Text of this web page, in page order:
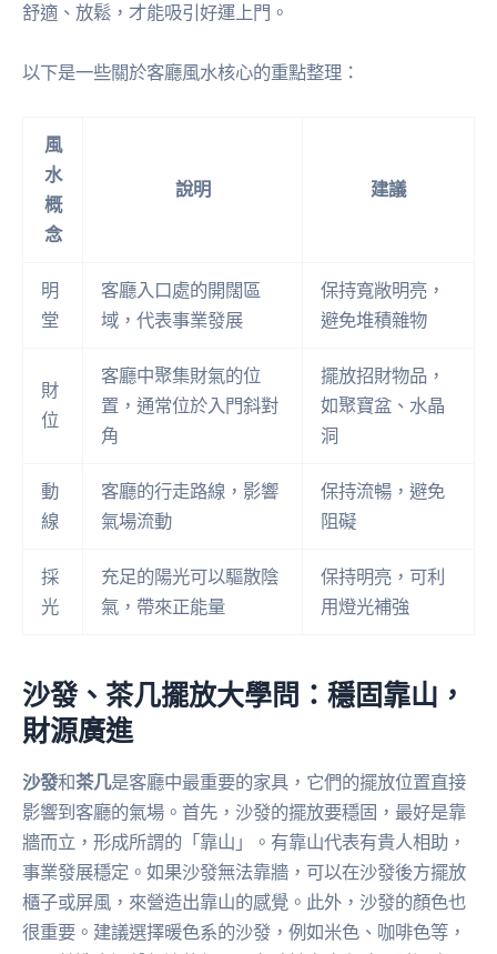
舒適、放鬆，才能吸引好運上門。
以下是一些關於客廳風水核心的重點整理：
風
水
概
念
說明 建議
明
堂
客廳入口處的開闊區
域，代表事業發展
保持寬敞明亮，
避免堆積雜物
財
位
客廳中聚集財氣的位
置，通常位於入門斜對
角
擺放招財物品，
如聚寶盆、水晶
洞
動
線
客廳的行走路線，影響
氣場流動
保持流暢，避免
阻礙
採
光
充足的陽光可以驅散陰
氣，帶來正能量
保持明亮，可利
用燈光補強
沙發、茶几擺放大學問：穩固靠山，
財源廣進
沙發和茶几是客廳中最重要的家具，它們的擺放位置直接
影響到客廳的氣場。首先，沙發的擺放要穩固，最好是靠
牆而立，形成所謂的「靠山」。有靠山代表有貴人相助，
事業發展穩定。如果沙發無法靠牆，可以在沙發後方擺放
櫃子或屏風，來營造出靠山的感覺。此外，沙發的顏色也
很重要。建議選擇暖色系的沙發，例如米色、咖啡色等，